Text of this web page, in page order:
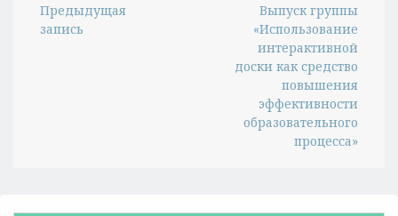
Предыдущая
запись
Выпуск группы
«Использование
интерактивной
доски как средство
повышения
эффективности
образовательного
процесса»